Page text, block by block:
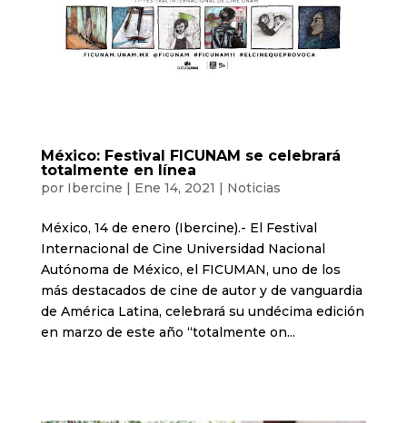
México: Festival FICUNAM se celebrará
totalmente en línea
por Ibercine | Ene 14, 2021 | Noticias
México, 14 de enero (Ibercine).- El Festival
Internacional de Cine Universidad Nacional
Autónoma de México, el FICUMAN, uno de los
más destacados de cine de autor y de vanguardia
de América Latina, celebrará su undécima edición
en marzo de este año “totalmente on...